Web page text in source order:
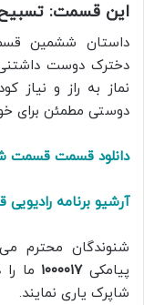
این قسمت:
داستان ششمین
دخترک دوست
نماز به راز و نیاز
دوستی مطمئن برای
دانلود قسمت قسمت
آرشیو برنامه
شنوندگان محترم
پیامکی۱۰۰۰۰۱۷ ما
شاپرک یاری نمایند.